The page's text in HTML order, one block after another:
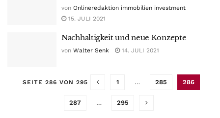
von Onlineredaktion immobilien investment
15. JULI 2021
Nachhaltigkeit und neue Konzepte
von Walter Senk 14. JULI 2021
SEITE 286 VON 295 1 … 285 286
287 … 295